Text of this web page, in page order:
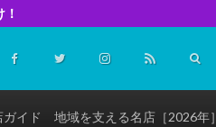
ガイド 地域を支える名店［2026年］